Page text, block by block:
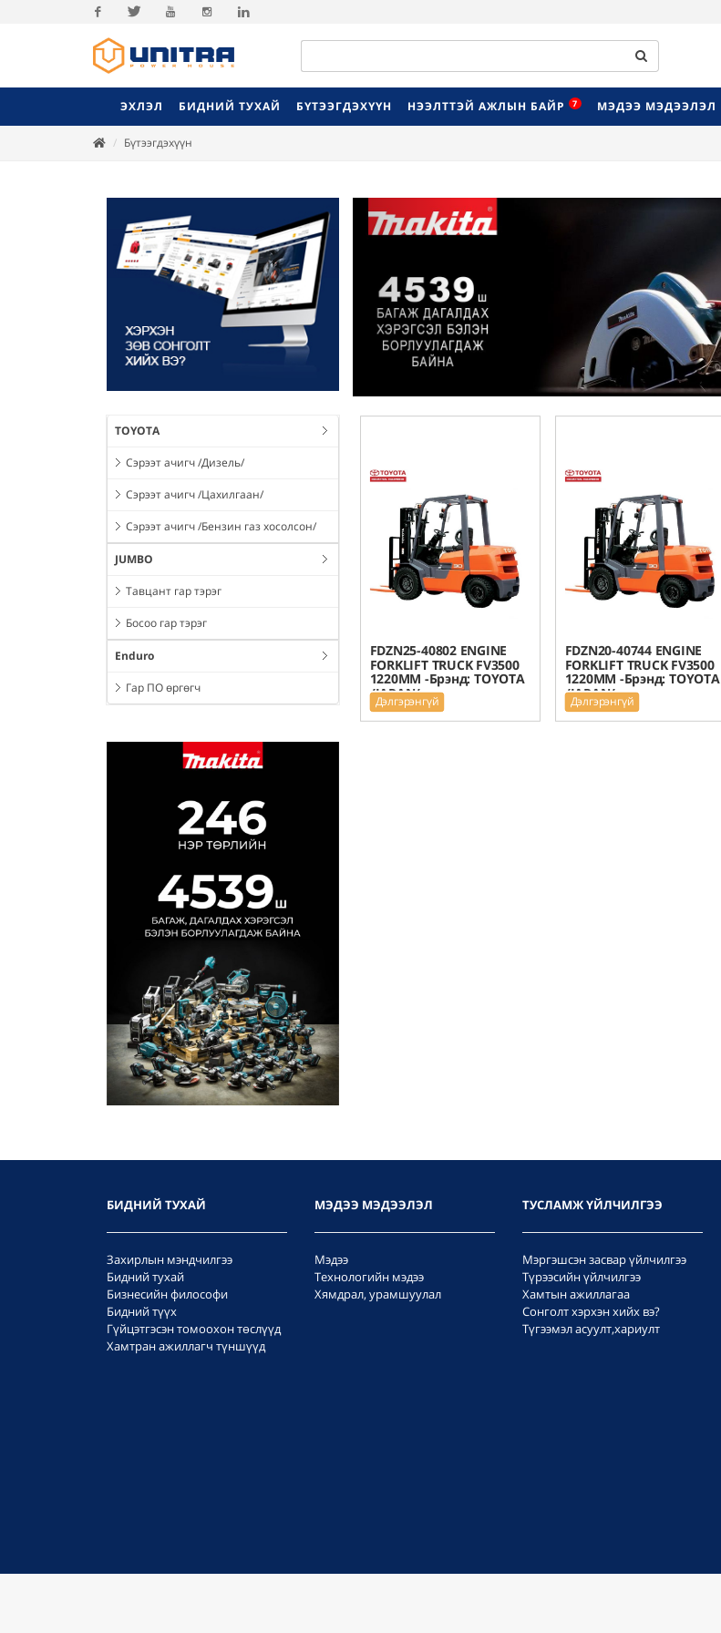
Facebook
ЭХЛЭЛ БИДНИЙ ТУХАЙ БҮТЭЭГДЭХҮҮН НЭЭЛТТЭЙ АЖЛЫН БАЙР 7 МЭДЭЭ МЭДЭЭЛЭЛ
Бүтээгдэхүүн
TOYOTA
Сэрээт ачигч /Дизель/
Сэрээт ачигч /Цахилгаан/
Сэрээт ачигч /Бензин газ хосолсон/
JUMBO
Тавцант гар тэрэг
Босоо гар тэрэг
Enduro
Гар ПО өргөгч
Previous
FDZN25-40802 ENGINE
FORKLIFT TRUCK FV3500
1220MM -Брэнд: TOYOTA
/JAPAN/
Дэлгэрэнгүй
FDZN20-40744 ENGINE
FORKLIFT TRUCK FV3500
1220MM -Брэнд: TOYOTA
/JAPAN/
Дэлгэрэнгүй
БИДНИЙ ТУХАЙ
Захирлын мэндчилгээ
Бидний тухай
Бизнесийн философи
Бидний түүх
Гүйцэтгэсэн томоохон төслүүд
Хамтран ажиллагч түншүүд
МЭДЭЭ МЭДЭЭЛЭЛ
Мэдээ
Технологийн мэдээ
Хямдрал, урамшуулал
ТУСЛАМЖ ҮЙЛЧИЛГЭЭ
Мэргэшсэн засвар үйлчилгээ
Түрээсийн үйлчилгээ
Хамтын ажиллагаа
Сонголт хэрхэн хийх вэ?
Түгээмэл асуулт,хариулт